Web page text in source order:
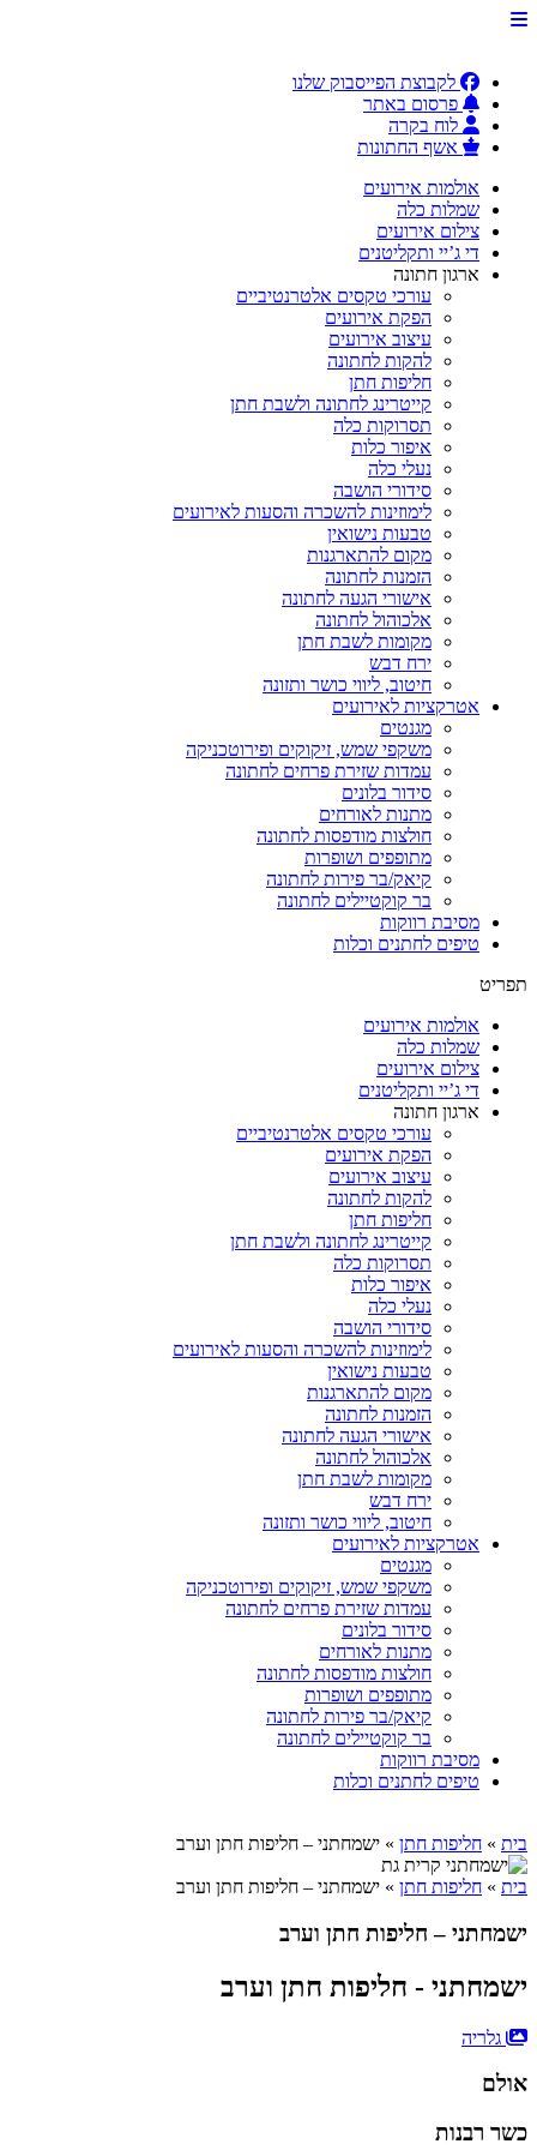
לקבוצת הפייסבוק שלנו
פרסום באתר
לוח בקרה
אשף החתונות
אולמות אירועים
שמלות כלה
צילום אירועים
די ג’יי ותקליטנים
ארגון חתונה
עורכי טקסים אלטרנטיביים
הפקת אירועים
עיצוב אירועים
להקות לחתונה
חליפות חתן
קייטרינג לחתונה ולשבת חתן
תסרוקות כלה
איפור כלות
נעלי כלה
סידורי הושבה
לימוזינות להשכרה והסעות לאירועים
טבעות נישואין
מקום להתארגנות
הזמנות לחתונה
אישורי הגעה לחתונה
אלכוהול לחתונה
מקומות לשבת חתן
ירח דבש
חיטוב, ליווי כושר ותזונה
אטרקציות לאירועים
מגנטים
משקפי שמש, זיקוקים ופירוטכניקה
עמדות שזירת פרחים לחתונה
סידור בלונים
מתנות לאורחים
חולצות מודפסות לחתונה
מתופפים ושופרות
קיאק/בר פירות לחתונה
בר קוקטיילים לחתונה
מסיבת רווקות
טיפים לחתנים וכלות
תפריט
אולמות אירועים
שמלות כלה
צילום אירועים
די ג’יי ותקליטנים
ארגון חתונה
עורכי טקסים אלטרנטיביים
הפקת אירועים
עיצוב אירועים
להקות לחתונה
חליפות חתן
קייטרינג לחתונה ולשבת חתן
תסרוקות כלה
איפור כלות
נעלי כלה
סידורי הושבה
לימוזינות להשכרה והסעות לאירועים
טבעות נישואין
מקום להתארגנות
הזמנות לחתונה
אישורי הגעה לחתונה
אלכוהול לחתונה
מקומות לשבת חתן
ירח דבש
חיטוב, ליווי כושר ותזונה
אטרקציות לאירועים
מגנטים
משקפי שמש, זיקוקים ופירוטכניקה
עמדות שזירת פרחים לחתונה
סידור בלונים
מתנות לאורחים
חולצות מודפסות לחתונה
מתופפים ושופרות
קיאק/בר פירות לחתונה
בר קוקטיילים לחתונה
מסיבת רווקות
טיפים לחתנים וכלות
בית » חליפות חתן » ישמחתני – חליפות חתן וערב
בית » חליפות חתן » ישמחתני – חליפות חתן וערב
ישמחתני – חליפות חתן וערב
ישמחתני - חליפות חתן וערב
גלריה
אולם
כשר רבנות